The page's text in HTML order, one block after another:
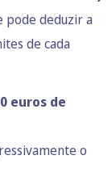
pode deduzir a
de cada
euros de
o